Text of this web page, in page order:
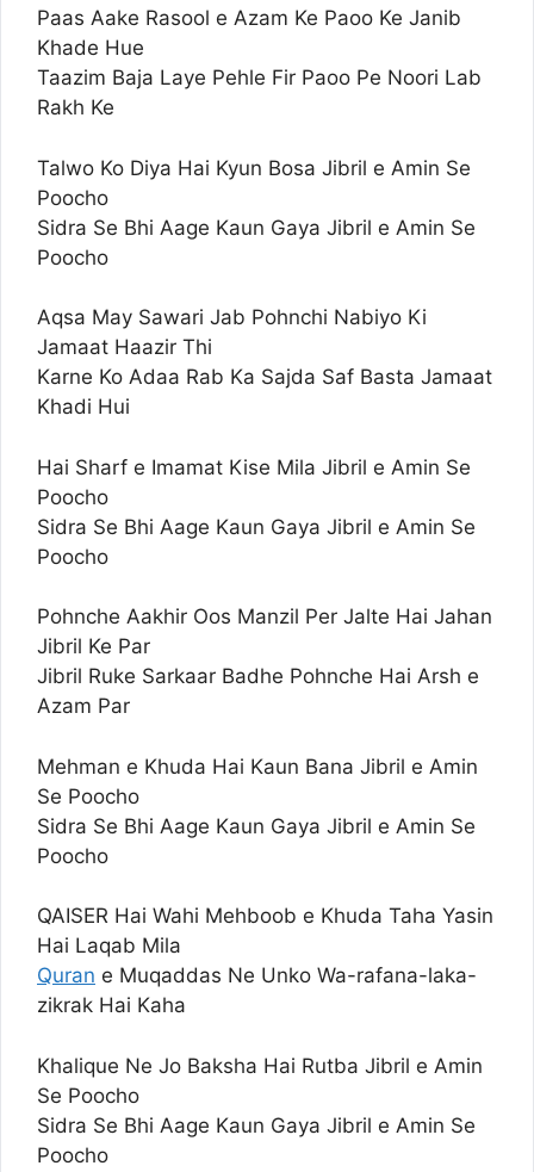
Paas Aake Rasool e Azam Ke Paoo Ke Janib
Khade Hue
Taazim Baja Laye Pehle Fir Paoo Pe Noori Lab
Rakh Ke
Talwo Ko Diya Hai Kyun Bosa Jibril e Amin Se
Poocho
Sidra Se Bhi Aage Kaun Gaya Jibril e Amin Se
Poocho
Aqsa May Sawari Jab Pohnchi Nabiyo Ki
Jamaat Haazir Thi
Karne Ko Adaa Rab Ka Sajda Saf Basta Jamaat
Khadi Hui
Hai Sharf e Imamat Kise Mila Jibril e Amin Se
Poocho
Sidra Se Bhi Aage Kaun Gaya Jibril e Amin Se
Poocho
Pohnche Aakhir Oos Manzil Per Jalte Hai Jahan
Jibril Ke Par
Jibril Ruke Sarkaar Badhe Pohnche Hai Arsh e
Azam Par
Mehman e Khuda Hai Kaun Bana Jibril e Amin
Se Poocho
Sidra Se Bhi Aage Kaun Gaya Jibril e Amin Se
Poocho
QAISER Hai Wahi Mehboob e Khuda Taha Yasin
Hai Laqab Mila
Quran e Muqaddas Ne Unko Wa-rafana-laka-
zikrak Hai Kaha
Khalique Ne Jo Baksha Hai Rutba Jibril e Amin
Se Poocho
Sidra Se Bhi Aage Kaun Gaya Jibril e Amin Se
Poocho